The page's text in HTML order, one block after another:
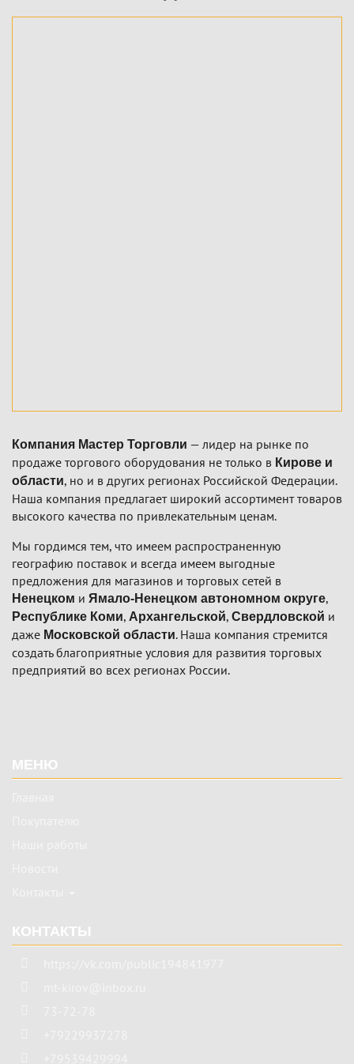
Компания Мастер Торговли — лидер на рынке по
продаже торгового оборудования не только в Кирове и
области, но и в других регионах Российской Федерации.
Наша компания предлагает широкий ассортимент товаров
высокого качества по привлекательным ценам.
Мы гордимся тем, что имеем распространенную
географию поставок и всегда имеем выгодные
предложения для магазинов и торговых сетей в
Ненецком и Ямало-Ненецком автономном округе,
Республике Коми, Архангельской, Свердловской и
даже Московской области. Наша компания стремится
создать благоприятные условия для развития торговых
предприятий во всех регионах России.
МЕНЮ
КОНТАКТЫ